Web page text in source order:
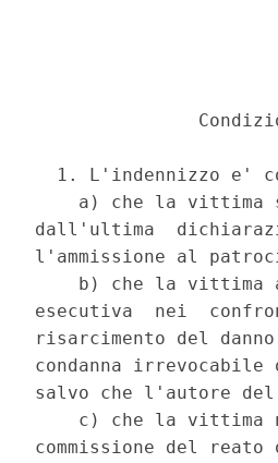
1. L'indennizzo e'
a) che la vittima
dall'ultima
l'ammissione al
b) che la vittima
esecutiva  nei
risarcimento del
condanna
salvo che l'autore
c) che la vittima
commissione del